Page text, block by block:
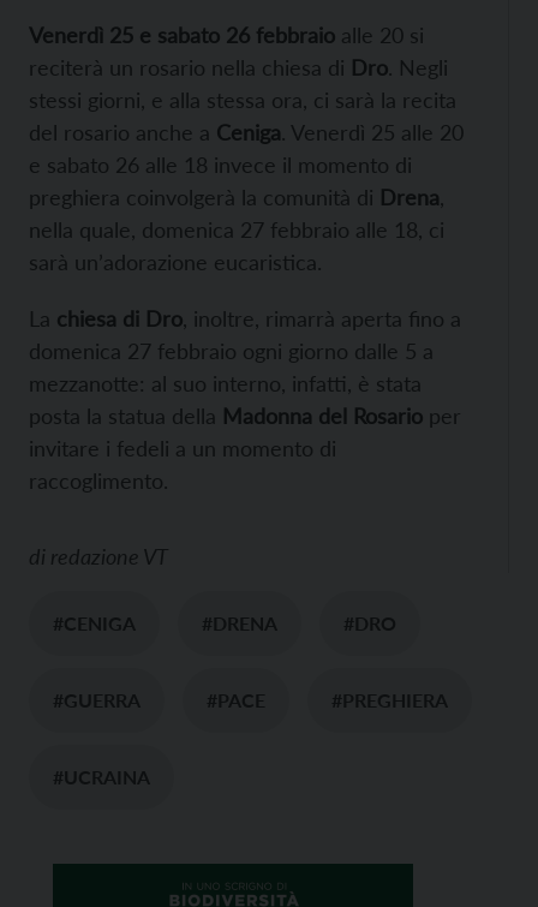
Venerdì 25 e sabato 26 febbraio alle 20 si
reciterà un rosario nella chiesa di Dro. Negli
stessi giorni, e alla stessa ora, ci sarà la recita
del rosario anche a Ceniga. Venerdì 25 alle 20
e sabato 26 alle 18 invece il momento di
preghiera coinvolgerà la comunità di Drena
nella quale, domenica 27 febbraio alle 18, ci
sarà un’adorazione eucaristica.
La chiesa di Dro , inoltre, rimarrà aperta fino a
domenica 27 febbraio ogni giorno dalle 5 a
mezzanotte: al suo interno, infatti, è stata
posta la statua della Madonna del Rosario per
invitare i fedeli a un momento di
raccoglimento.
di redazione VT
#CENIGA #DRENA #DRO
#GUERRA #PACE #PREGHIERA
#UCRAINA